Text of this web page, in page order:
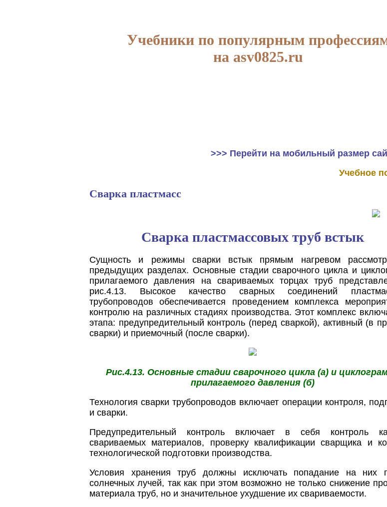
Учебники по популярным
на asv0825.ru
>>> Перейти на мобильный размер
Учебное
Сварка пластмасс
Сварка пластмассовых труб встык
Сущность и режимы сварки встык прямым нагревом
предыдущих разделах. Основные стадии сварочного цикла и
прилагаемого давления на свариваемых торцах труб
рис.4.13. Высокое качество сварных соединений
трубопроводов обеспечивается проведением комплекса
контролю на различных стадиях производства. Этот комплекс
этапа: предупредительный контроль (перед сваркой), активный (в
сварки) и приемочный (после сварки).
Рис.4.13. Основные стадии сварочного цикла (а) и
прилагаемого давления (б)
Технология сварки трубопроводов включает операции контроля,
и сварки.
Предупредительный контроль включает в себя контроль
свариваемых материалов, проверку квалификации сварщика и
технологической подготовки производства.
Условия хранения труб должны исключать попадание на них
солнечных лучей, так как при этом возможно не только снижение
материала труб, но и значительное ухудшение их свариваемости.